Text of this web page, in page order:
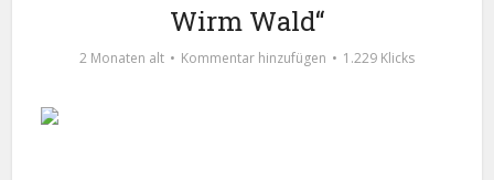
Wirm Wald“
2 Monaten alt Kommentar hinzufügen 1.229 Klicks